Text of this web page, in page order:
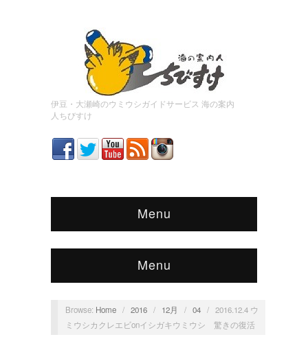
伊豆・大瀬崎のウミウシガイドサービス 海の案内
人ちびすけ
Menu
Menu
Browse: Home / 2016 / 12月 / 04 /
2016.12.4 ウ
ミウシカクレエビonイシガキウミウシ 驚きの復活